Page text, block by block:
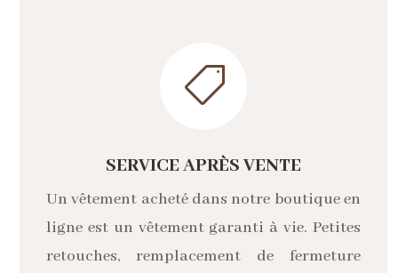

SERVICE APRÈS VENTE
Un vêtement acheté dans notre boutique en
ligne est un vêtement garanti à vie. Petites
retouches, remplacement de fermeture